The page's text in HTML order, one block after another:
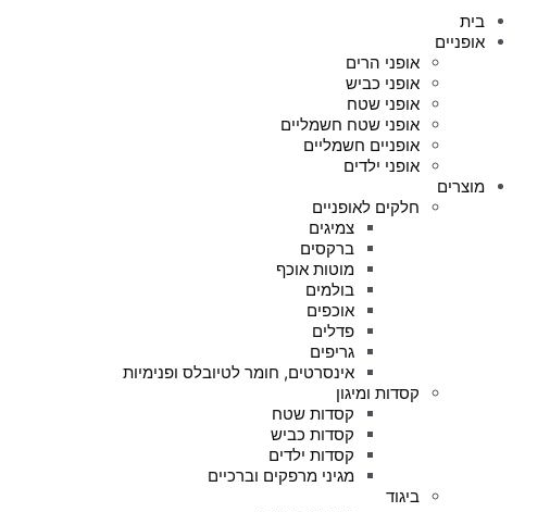
בית
אופניים
אופני הרים
אופני כביש
אופני שטח
אופני שטח חשמליים
אופניים חשמליים
אופני ילדים
מוצרים
חלקים לאופניים
צמיגים
ברקסים
מוטות אוכף
בולמים
אוכפים
פדלים
גריפים
אינסרטים, חומר לטיובלס ופנימיות
קסדות ומיגון
קסדות שטח
קסדות כביש
קסדות ילדים
מגיני מרפקים וברכיים
ביגוד